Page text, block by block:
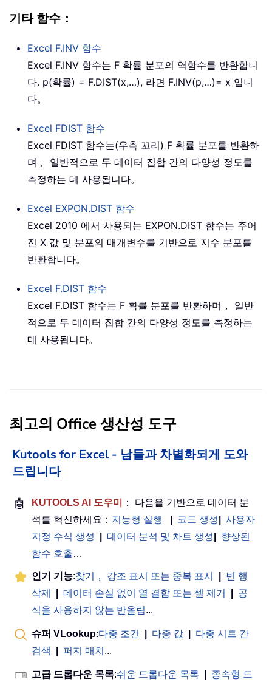
기타 함수：
Excel F.INV 함수
Excel F.INV 함수는 F 확률 분포의 역함수를 반환합니
다. p(확률) = F.DIST(x,…), 라면 F.INV(p,…)= x 입니
다。
Excel FDIST 함수
Excel FDIST 함수는(우측 꼬리) F 확률 분포를 반환하
며， 일반적으로 두 데이터 집합 간의 다양성 정도를
측정하는 데 사용됩니다。
Excel EXPON.DIST 함수
Excel 2010 에서 사용되는 EXPON.DIST 함수는 주어
진 X 값 및 분포의 매개변수를 기반으로 지수 분포를
반환합니다。
Excel F.DIST 함수
Excel F.DIST 함수는 F 확률 분포를 반환하며， 일반
적으로 두 데이터 집합 간의 다양성 정도를 측정하는
데 사용됩니다。
최고의 Office 생산성 도구
Kutools for Excel - 남들과 차별화되게 도와
드립니다
🤖 KUTOOLS AI 도우미
： 다음을 기반으로 데이터 분
석를 혁신하세요： 지능형 실행 코드 생성
사용자
지정 수식 생성
데이터 분석 및 차트 생성
향상된
함수 호출…
인기 기능:찾기， 강조 표시 또는 중복 표시
빈 행
삭제
데이터 손실 없이 열 결합 또는 셀 제거
공
식을 사용하지 않는 반올림...
슈퍼 VLookup:다중 조건 다중 값
다중 시트 간
검색
퍼지 매치 ...
고급 드롭다운 목록:쉬운 드롭다운 목록
종속형 드